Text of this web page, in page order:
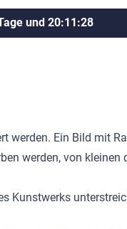
und 20:11:27
werden. Ein Bild mit
werden, von
Kunstwerks